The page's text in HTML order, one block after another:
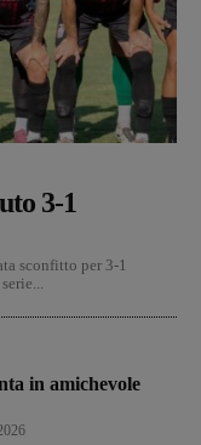
3-1
sconfitto per 3-1
in amichevole